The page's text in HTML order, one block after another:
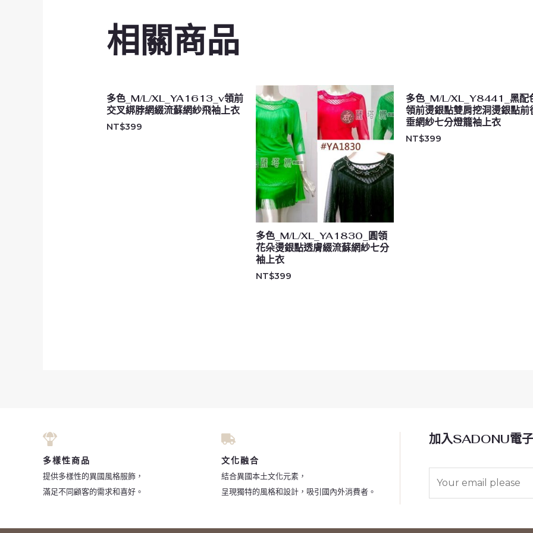
相關商品
多色_M/L/XL_YA1613_v領前
交叉綁脖網綴流蘇網紗飛袖上衣
NT$399
多色_M/L/XL_YA1830_圓領
花朵燙銀點透膚綴流蘇網紗七分
袖上衣
NT$399
多色_M/L/XL_Y8441_黑配
領前燙銀點雙肩挖洞燙銀點前
垂網紗七分燈籠袖上衣
NT$399
多樣性商品
提供多樣性的異國風格服飾，
滿足不同顧客的需求和喜好。
文化融合
結合異國本土文化元素，
呈現獨特的風格和設計，吸引國內外消費者。
加入SADONU電